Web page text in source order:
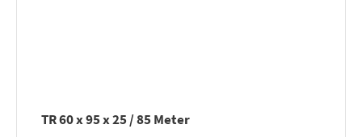
TR 60 x 95 x 25 / 85 Meter